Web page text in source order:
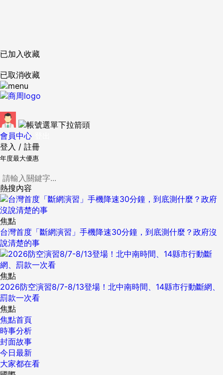
已加入收藏
已取消收藏
會員中心
登入 / 註冊
年度最大優惠
熱搜內容
焦點
台灣首度「斷網演習」手機降速30分鐘，到底測什麼？政府沒
說清楚的事
焦點
2026防空演習8/7-8/13登場！北中南時間、14縣市行動斷網、
罰款一次看
焦點
焦點首頁
時事分析
封面故事
今日最新
大家都在看